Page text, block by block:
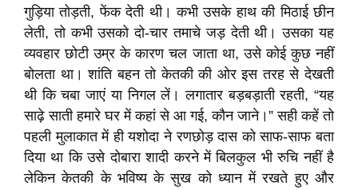
गुड़िया तोड़ती, फेंक देती थी। कभी उसके हाथ की मिठाई छीन
लेती, तो कभी उसको दो-चार तमाचे जड़ देती थी। उसका यह
व्यवहार छोटी उम्र के कारण चल जाता था, उसे कोई कुछ नहीं
बोलता था। शांति बहन तो केतकी की ओर इस तरह से देखती
थी कि चबा जाएं या निगल लें। लगातार बड़बड़ाती रहती, “यह
साढ़े साती हमारे घर में कहां से आ गई, कौन जाने।” सही कहें तो
पहली मुलाकात में ही यशोदा ने रणछोड़ दास को साफ-साफ बता
दिया था कि उसे दोबारा शादी करने में बिलकुल भी रुचि नहीं है
लेकिन केतकी के भविष्य के सुख को ध्यान में रखते हुए और